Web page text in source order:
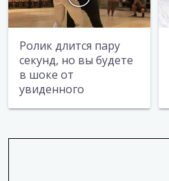
Ролик длится пару
секунд, но вы будете
в шоке от
увиденного